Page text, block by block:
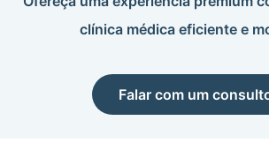
clínica médica eficiente e
Falar com um